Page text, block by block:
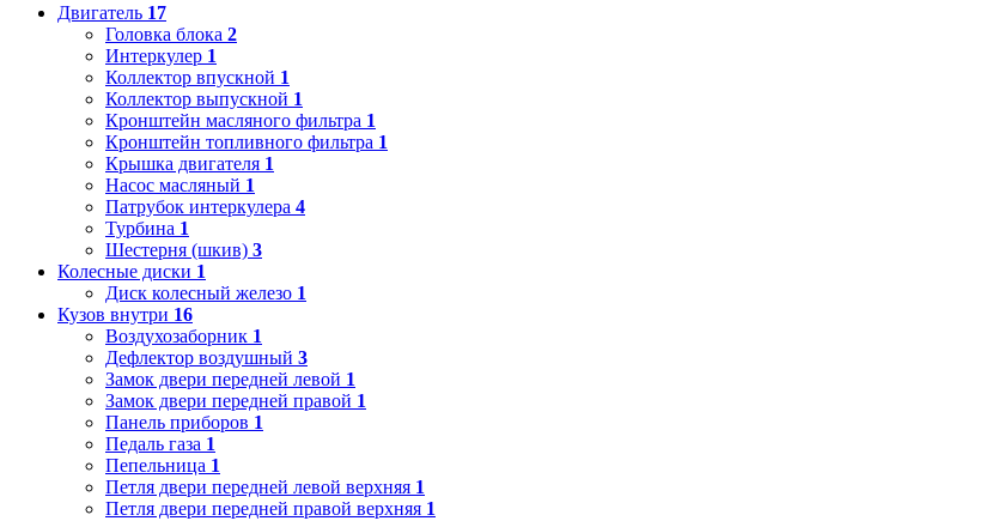
Двигатель 17
Головка блока 2
Интеркулер 1
Коллектор впускной 1
Коллектор выпускной 1
Кронштейн масляного фильтра 1
Кронштейн топливного фильтра 1
Крышка двигателя 1
Насос масляный 1
Патрубок интеркулера 4
Турбина 1
Шестерня (шкив) 3
Колесные диски 1
Диск колесный железо 1
Кузов внутри 16
Воздухозаборник 1
Дефлектор воздушный 3
Замок двери передней левой 1
Замок двери передней правой 1
Панель приборов 1
Педаль газа 1
Пепельница 1
Петля двери передней левой верхняя 1
Петля двери передней правой верхняя 1